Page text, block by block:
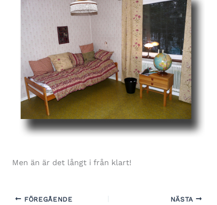
Men än är det långt i från klart!
FÖREGÅENDE NÄSTA